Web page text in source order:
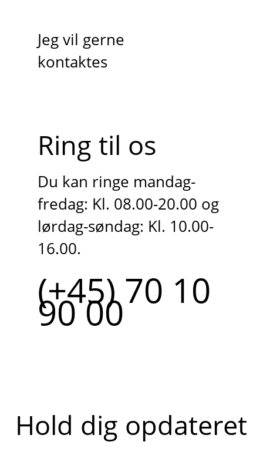
Jeg vil gerne
kontaktes
Ring til os
Du kan ringe mandag-
fredag: Kl. 08.00-20.00 og
lørdag-søndag: Kl. 10.00-
16.00.
(+45) 70 10
90 00
Hold dig opdateret